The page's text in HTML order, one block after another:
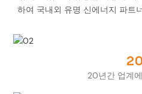
하여 국내외 유명 신에너지 파트
20
20년간 업계